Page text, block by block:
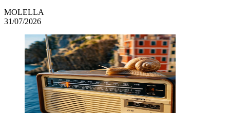
MOLELLA
31/07/2026